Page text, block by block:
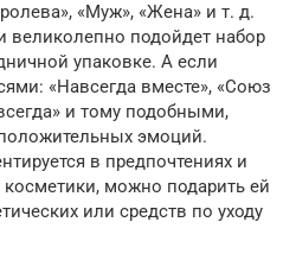
«Муж», «Жена» и т. д.
великолепно подойдет набор
упаковке. А если
«Навсегда вместе», «Союз
и тому подобными,
эмоций.
в предпочтениях и
косметики, можно подарить ей
или средств по уходу